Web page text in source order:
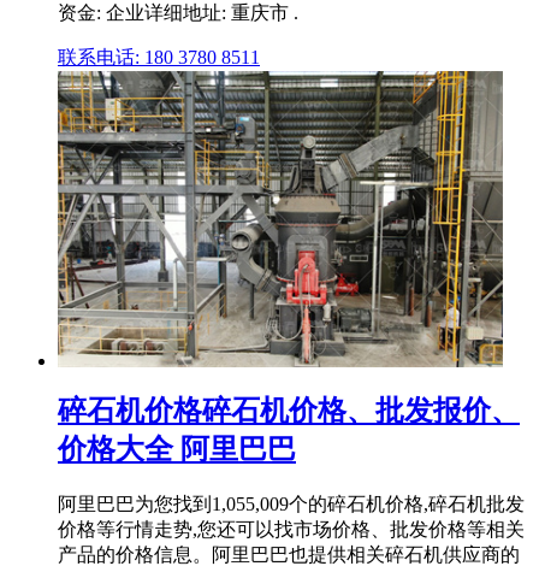
资金: 企业详细地址: 重庆市 .
联系电话: 180 3780 8511
碎石机价格碎石机价格、批发报价、
价格大全 阿里巴巴
阿里巴巴为您找到1,055,009个的碎石机价格,碎石机批发
价格等行情走势,您还可以找市场价格、批发价格等相关
产品的价格信息。阿里巴巴也提供相关碎石机供应商的